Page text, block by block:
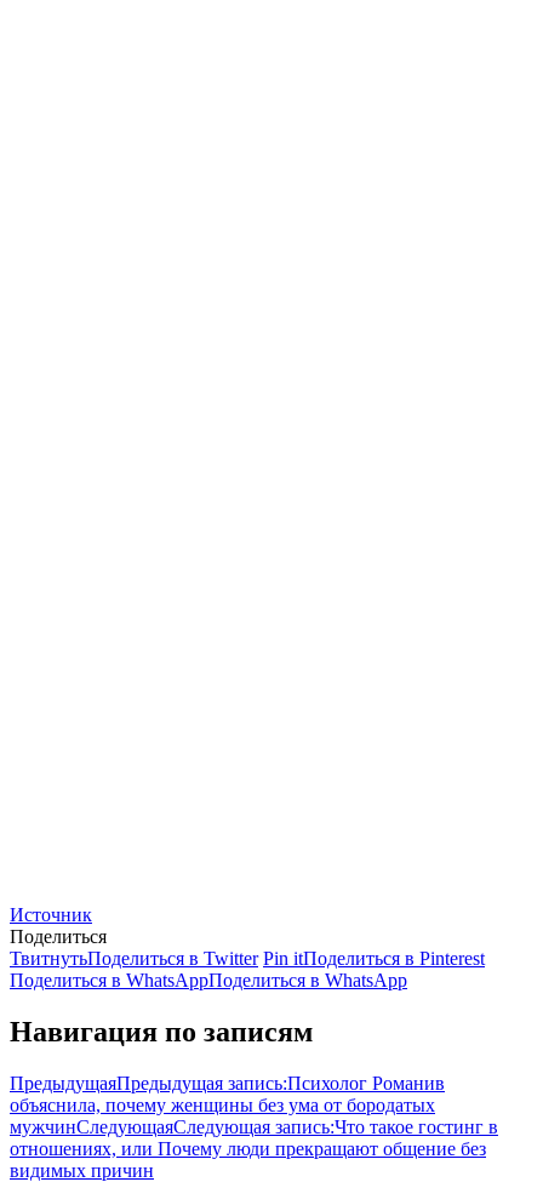
Источник
Поделиться
ТвитнутьПоделиться в Twitter Pin itПоделиться в Pinterest
Поделиться в WhatsAppПоделиться в WhatsApp
Навигация по записям
ПредыдущаяПредыдущая запись:Психолог Романив
объяснила, почему женщины без ума от бородатых
мужчинСледующаяСледующая запись:Что такое гостинг в
отношениях, или Почему люди прекращают общение без
видимых причин